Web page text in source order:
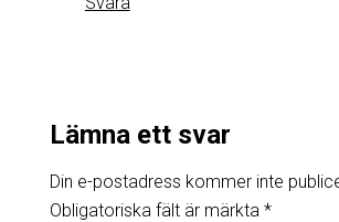
Lämna ett svar
Din e-postadress kommer inte
Obligatoriska fält är märkta *